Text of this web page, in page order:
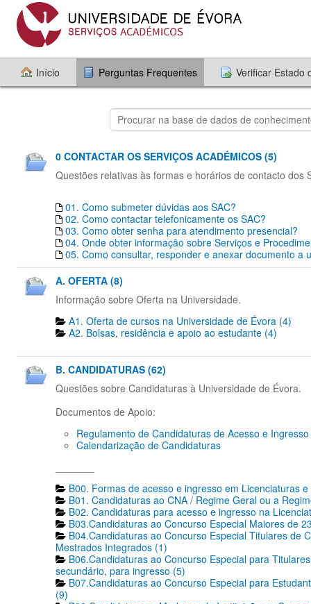
Início Perguntas Frequentes Verificar Estado
0 CONTACTAR OS SERVIÇOS ACADÉMICOS (5)
Questões relativas às formas e horários de contacto dos
01. Como submeter dúvidas aos SAC?
02. Como contactar telefonicamente os SAC?
03. Como obter senha para atendimento presencial?
04. Onde obter informação sobre Serviços e
05. Como consultar, responder e anexar documento a
A. OFERTA (8)
Informação sobre Oferta na Universidade.
A1. Oferta de cursos na Universidade de Évora (4)
A2. Bolsas, residência e apoio ao estudante (4)
B. CANDIDATURAS (62)
Questões sobre Candidaturas à Universidade de Évora.
Documentos de Apoio:
Regulamento de Candidaturas de Acesso e Ingresso
Calendarização de Candidaturas
B00. Formas de acesso e ingresso em Licenciaturas
B01. Candidaturas ao CNA / Regime Geral ou a
B02. Candidaturas para acesso e ingresso na
B03.Candidaturas ao Concurso Especial Maiores de
B04.Candidaturas ao Concurso Especial Titulares de
Mestrados Integrados (1)
B06.Candidaturas ao Concurso Especial para
secundário, para ingresso (5)
B07.Candidaturas ao Concurso Especial para
(9)